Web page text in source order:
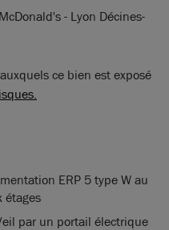
- Lyon Décines-
ce bien est exposé
ERP 5 type W au
étages
par un portail électrique